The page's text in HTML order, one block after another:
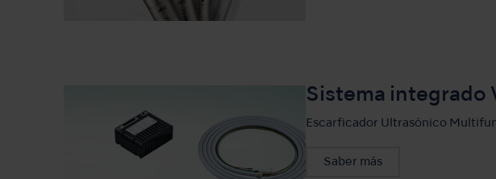
Sistema integrado
Escarficador Ultrasónico
Saber más